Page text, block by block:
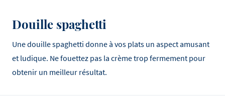
Douille spaghetti
Une douille spaghetti donne à vos plats un aspect amusant
et ludique. Ne fouettez pas la crème trop fermement pour
obtenir un meilleur résultat.